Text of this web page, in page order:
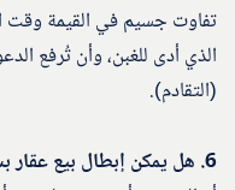
تفاوت جسيم في القيمة وقت
الذي أدى للغبن، وأن تُرفع
(التقادم).
6. هل يمكن إبطال بيع عقار بسبب الغبن الفاحش؟